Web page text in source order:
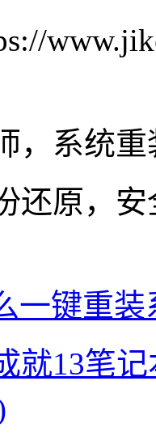
，系统
还原，
一键重
就13笔